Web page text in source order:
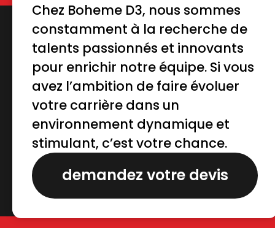
Chez Boheme D3, nous sommes
constamment à la recherche de
talents passionnés et innovants
pour enrichir notre équipe. Si vous
avez l’ambition de faire évoluer
votre carrière dans un
environnement dynamique et
stimulant, c’est votre chance.
demandez votre devis